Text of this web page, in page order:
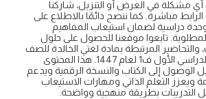
مشكلة في العرض أو التنزيل، شاركنا
الرابط مباشرة. كما ننصح دائمًا بالاطلاع على
دراسية لضمان استيعاب المفاهيم
تابعوا موقعنا للحصول على حلول
والتحاضير المرتبطة بمادة لغتي الخالدة للصف
ثاني متوسط الفصل الدراسي الأول ف1 لعام 1447. هذا المحتوى
الوصول إلى الكتاب والنسخة الرقمية ويدعم
ويعزز التعلم الذاتي ومهارات الاستيعاب
التدريبات بطريقة منهجية وواضحة.